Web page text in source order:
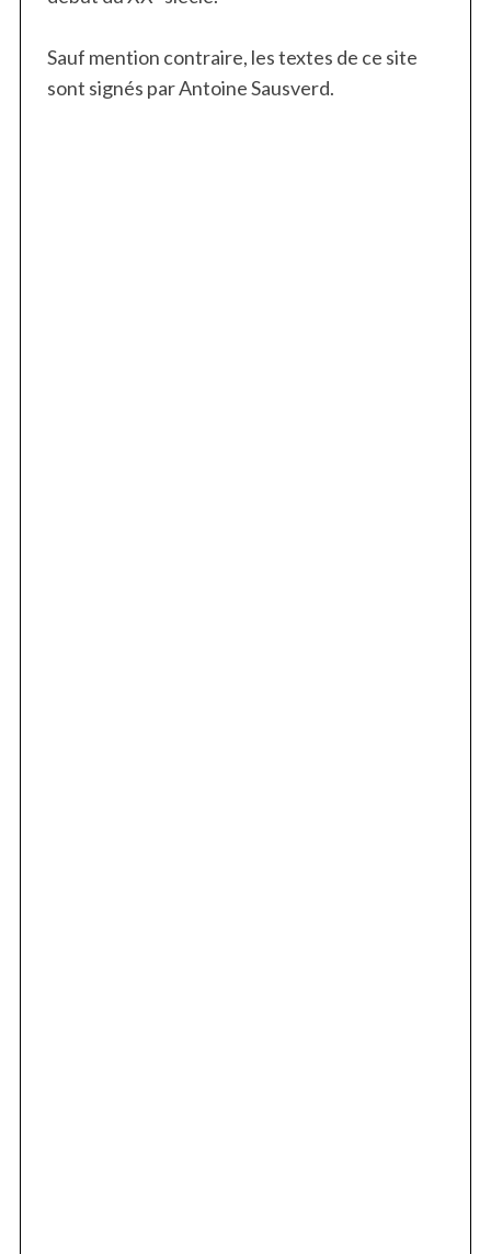
Sauf mention contraire, les textes de ce site
sont signés par Antoine Sausverd.